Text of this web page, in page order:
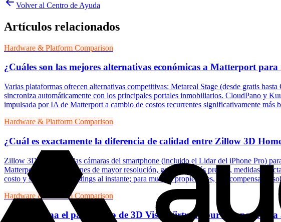
Volver al Centro de Ayuda
Artículos relacionados
Hardware & Platform Comparison
¿Cuáles son las mejores alternativas económicas a Matterport
Varias plataformas ofrecen alternativas competitivas: Metareal Stage (desde gratis
sincroniza automáticamente con los principales portales inmobiliarios. CloudPano y
impulsada por IA de Matterport a cambio de costos recurrentes significativamente más
Hardware & Platform Comparison
¿Cuál es exactamente la diferencia de calidad entre Zillow 3D
Zillow 3D Home usa las cámaras del smartphone (incluido el Lidar del iPhone Pro)
Matterport ofrece imágenes de mayor resolución, geometría más precisa, medidas
costo y sincroniza los listings al instante; para muchas propiedades, eso compensa de
Hardware & Platform Comparison
¿Vale la pena el pago único de 3D Vista Virtual Tour Pro para